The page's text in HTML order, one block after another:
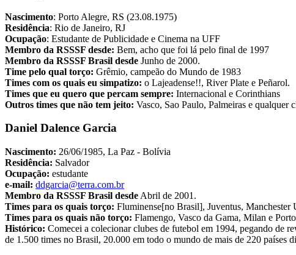
Nascimento: Porto Alegre, RS (23.08.1975)
Residência: Rio de Janeiro, RJ
Ocupação: Estudante de Publicidade e Cinema na UFF
Membro da RSSSF desde: Bem, acho que foi lá pelo final de 1997
Membro da RSSSF Brasil desde Junho de 2000.
Time pelo qual torço: Grêmio, campeão do Mundo de 1983
Times com os quais eu simpatizo: o Lajeadense!!, River Plate e Peñarol.
Times que eu quero que percam sempre: Internacional e Corinthians
Outros times que não tem jeito: Vasco, Sao Paulo, Palmeiras e qualquer
Daniel Dalence Garcia
Nascimento: 26/06/1985, La Paz - Bolívia
Residência: Salvador
Ocupação: estudante
e-mail: ddgarcia@terra.com.br
Membro da RSSSF Brasil desde Abril de 2001.
Times para os quais torço: Fluminense[no Brasil], Juventus,
Times para os quais não torço: Flamengo, Vasco da Gama, Milan e
Histórico: Comecei a colecionar clubes de futebol em 1994, pegando de
de 1.500 times no Brasil, 20.000 em todo o mundo de mais de 220 países